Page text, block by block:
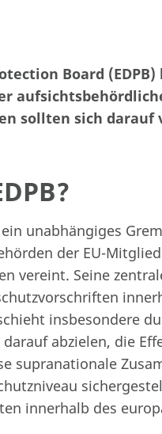
Board
sollten sich
ein unabhängiges
der EU-
vereint. Seine
insbesondere
abzielen, die
supranationale
innerhalb des